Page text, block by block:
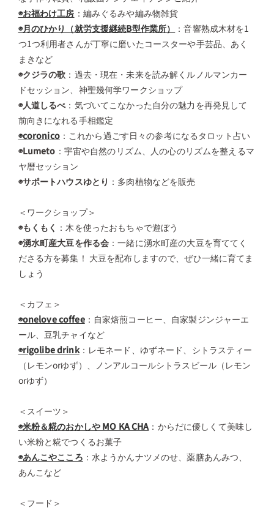
◉お福わけ工房 ：編みぐるみや編み物雑貨
◉月のひかり（就労支援継続B型作業所）
：音響熟成木材を1
つ1つ利用者さんが丁寧に磨いたコースターや手芸品、あく
まきなど
◉クジラの歌 ：過去・現在・未来を読み解くルノルマンカー
ドセッション、神聖幾何学ワークショップ
◉人道しるべ：気づいてこなかった自分の魅力を再発見して
前向きになれる手相鑑定
◉coronico：これから過ごす日々の参考になるタロット占い
◉Lumeto ：宇宙や自然のリズム、人の心のリズムを整えるマ
ヤ暦セッション
◉サポートハウスゆとり ：多肉植物などを販売
＜ワークショップ＞
◉もくもく ：木を使ったおもちゃで遊ぼう
◉湧水町産大豆を作る会 ：一緒に湧水町産の大豆を育ててく
ださる方を募集！ 大豆を配布しますので、ぜひ一緒に育てま
しょう
＜カフェ＞
◉onelove coffee：自家焙煎コーヒー、自家製ジンジャーエ
ール、豆乳チャイなど
◉rigolibe drink：レモネード、ゆずネード、シトラスティー
（レモンorゆず）、ノンアルコールシトラスビール（レモン
orゆず）
＜スイーツ＞
◉米粉＆糀のおかしや MO KA CHA：からだに優しくて美味し
い米粉と糀でつくるお菓子
◉あんこやこころ ：水ようかんナツメのせ、薬膳あんみつ、
あんこなど
＜フード＞